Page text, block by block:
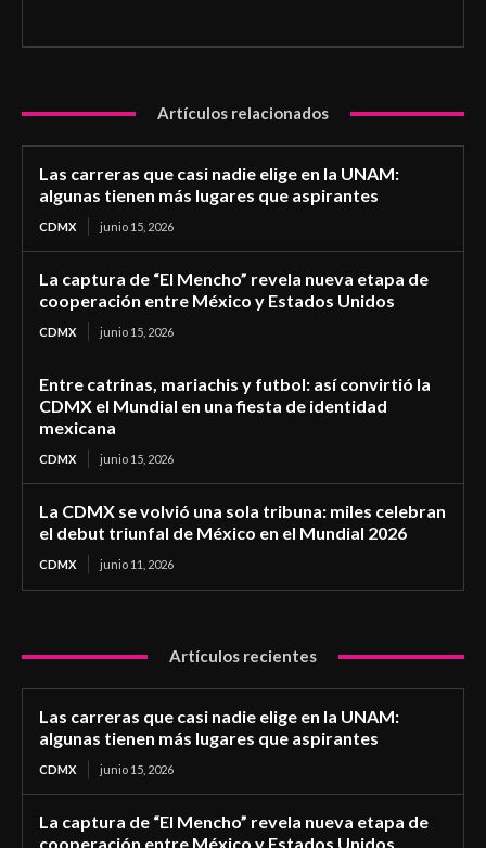
Artículos relacionados
Las carreras que casi nadie elige en la UNAM:
algunas tienen más lugares que aspirantes
CDMX junio 15, 2026
La captura de “El Mencho” revela nueva etapa de
cooperación entre México y Estados Unidos
CDMX junio 15, 2026
Entre catrinas, mariachis y futbol: así convirtió la
CDMX el Mundial en una fiesta de identidad
mexicana
CDMX junio 15, 2026
La CDMX se volvió una sola tribuna: miles celebran
el debut triunfal de México en el Mundial 2026
CDMX junio 11, 2026
Artículos recientes
Las carreras que casi nadie elige en la UNAM:
algunas tienen más lugares que aspirantes
CDMX junio 15, 2026
La captura de “El Mencho” revela nueva etapa de
cooperación entre México y Estados Unidos